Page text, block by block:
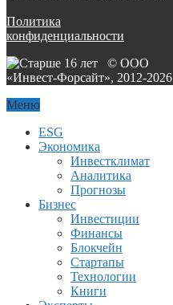
Политика
конфиденциальности
© ООО
«Инвест-Форсайт», 2012-2026
Меню
ESG
Экономика
Инвестклимат
Аналитика
Прогнозы
Бизнес
Инвестиции
Финансы
Блокчейн
Стартапы
Технологии
Книги